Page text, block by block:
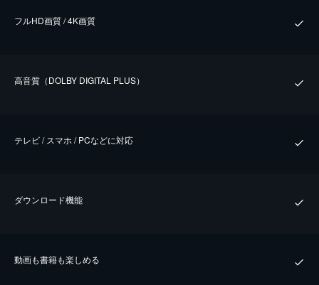
フルHD画質 / 4K画質
⾼⾳質（DOLBY DIGITAL PLUS）
テレビ / スマホ / PCなどに対応
ダウンロード機能
動画も書籍も楽しめる